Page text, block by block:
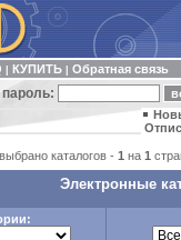
КУПИТЬ Обратная связь
пароль:
выбрано каталогов - 1 на 1
Электронные